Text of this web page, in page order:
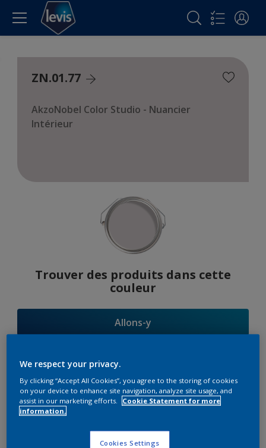
ZN.01.77
AkzoNobel Color Studio - Nuancier
Intérieur
Trouver des produits dans cette
couleur
Allons-y
Suggestions
d'Harmonies
We respect your privacy.
By clicking “Accept All Cookies”, you agree to the storing of cookies
on your device to enhance site navigation, analyze site usage, and
assist in our marketing efforts.
Cookie Statement for more
information.
Cookies Settings